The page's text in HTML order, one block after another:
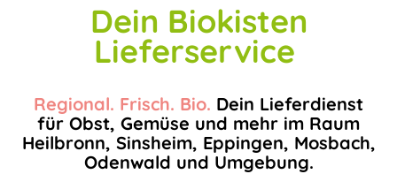
Dein Biokisten
Lieferservice
Regional. Frisch. Bio. Dein Lieferdienst
für Obst, Gemüse und mehr im Raum
Heilbronn, Sinsheim, Eppingen, Mosbach,
Odenwald und Umgebung.